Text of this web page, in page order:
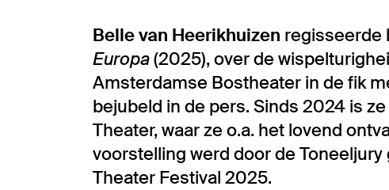
Belle van Heerikhuizen regisseerde
Europa(2025), over de
Amsterdamse Bostheater in de fik
bejubeld in de pers. Sinds 2024 is
Theater, waar ze o.a. het lovend
voorstelling werd door de
Theater Festival 2025.